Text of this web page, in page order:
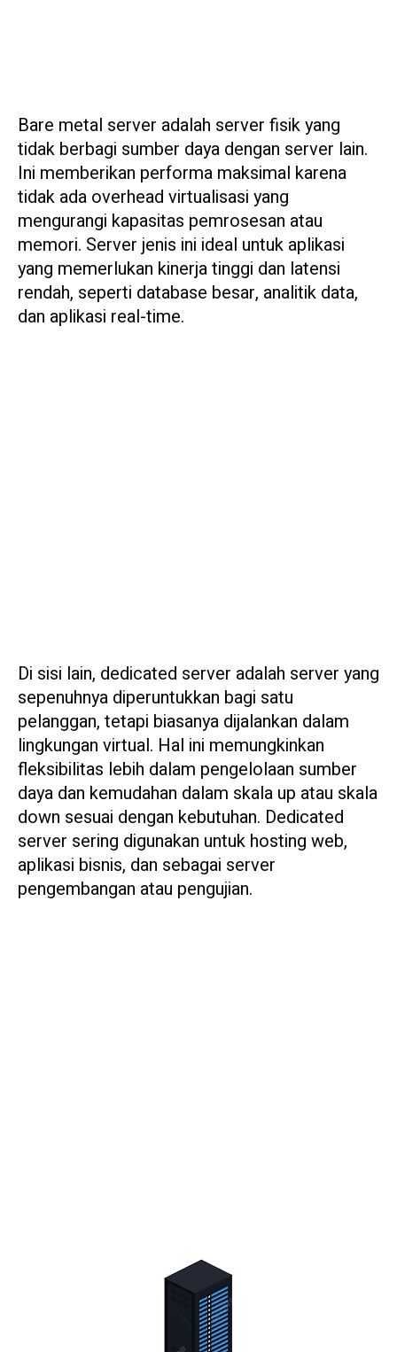
Bare metal server adalah server fisik yang
tidak berbagi sumber daya dengan server lain.
Ini memberikan performa maksimal karena
tidak ada overhead virtualisasi yang
mengurangi kapasitas pemrosesan atau
memori. Server jenis ini ideal untuk aplikasi
yang memerlukan kinerja tinggi dan latensi
rendah, seperti database besar, analitik data,
dan aplikasi real-time.
Di sisi lain, dedicated server adalah server yang
sepenuhnya diperuntukkan bagi satu
pelanggan, tetapi biasanya dijalankan dalam
lingkungan virtual. Hal ini memungkinkan
fleksibilitas lebih dalam pengelolaan sumber
daya dan kemudahan dalam skala up atau skala
down sesuai dengan kebutuhan. Dedicated
server sering digunakan untuk hosting web,
aplikasi bisnis, dan sebagai server
pengembangan atau pengujian.